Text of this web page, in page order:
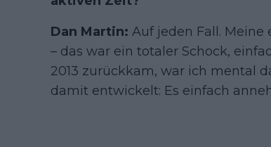
Dan Martin: Auf jeden Fall.
– das war ein totaler Schock,
2013 zurückkam, war ich mental
damit entwickelt: Es einfach